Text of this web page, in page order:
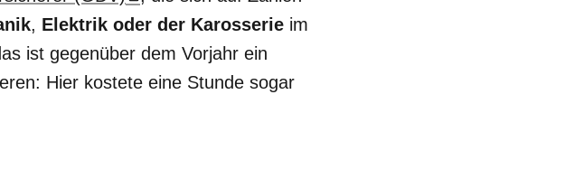
, Elektrik oder der Karosserie im
ist gegenüber dem Vorjahr ein
Hier kostete eine Stunde sogar